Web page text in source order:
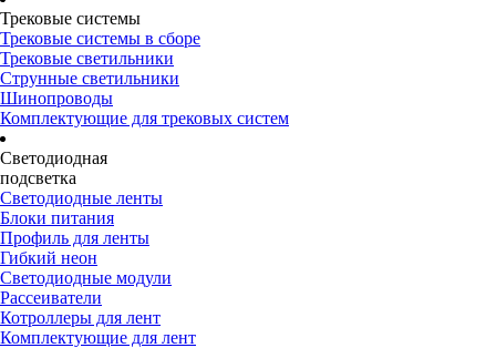
Трековые системы
Трековые системы в сборе
Трековые светильники
Струнные светильники
Шинопроводы
Комплектующие для трековых систем
Светодиодная
подсветка
Светодиодные ленты
Блоки питания
Профиль для ленты
Гибкий неон
Светодиодные модули
Рассеиватели
Котроллеры для лент
Комплектующие для лент